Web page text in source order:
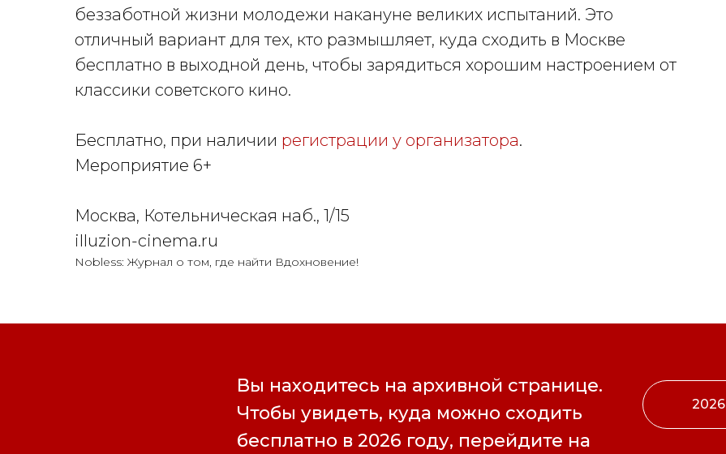
беззаботной жизни молодежи накануне великих испытаний. Это
отличный вариант для тех, кто размышляет, куда сходить в Москве
бесплатно в выходной день, чтобы зарядиться хорошим настроением от
классики советского кино.
Бесплатно, при наличии регистрации у организатора.
Мероприятие 6+
Москва, Котельническая наб., 1/15
illuzion-cinema.ru
Nobless: Журнал о том, где найти Вдохновение!
Вы находитесь на архивной странице.
Чтобы увидеть, куда можно сходить
бесплатно в 2026 году, перейдите на
2026